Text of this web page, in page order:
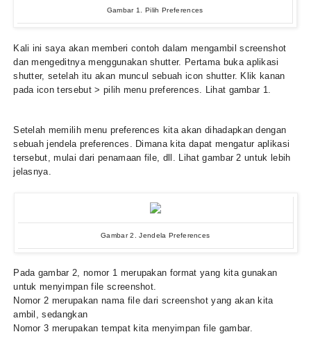
Gambar 1. Pilih Preferences
Kali ini saya akan memberi contoh dalam mengambil screenshot
dan mengeditnya menggunakan shutter. Pertama buka aplikasi
shutter, setelah itu akan muncul sebuah icon shutter. Klik kanan
pada icon tersebut > pilih menu preferences. Lihat gambar 1.
Setelah memilih menu preferences kita akan dihadapkan dengan
sebuah jendela preferences. Dimana kita dapat mengatur aplikasi
tersebut, mulai dari penamaan file, dll. Lihat gambar 2 untuk lebih
jelasnya.
Gambar 2. Jendela Preferences
Pada gambar 2, nomor 1 merupakan format yang kita gunakan
untuk menyimpan file screenshot.
Nomor 2 merupakan nama file dari screenshot yang akan kita
ambil, sedangkan
Nomor 3 merupakan tempat kita menyimpan file gambar.